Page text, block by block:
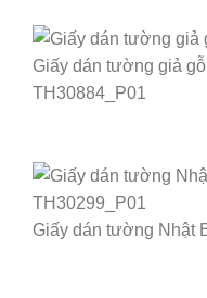
Giấy dán tường giả
TH30884_P01
Giấy dán tường Nhật